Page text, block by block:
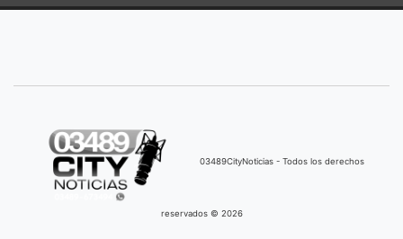
03489CityNoticias - Todos los derechos
reservados © 2026